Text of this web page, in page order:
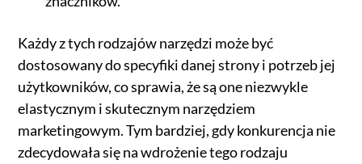
Każdy z tych rodzajów narzędzi może być
dostosowany do specyfiki danej strony i potrzeb jej
użytkowników, co sprawia, że są one niezwykle
elastycznym i skutecznym narzędziem
marketingowym. Tym bardziej, gdy konkurencja nie
zdecydowała się na wdrożenie tego rodzaju